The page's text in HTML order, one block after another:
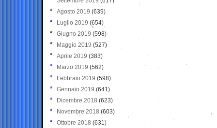
Agosto 2019 (639)
Luglio 2019 (654)
Giugno 2019 (598)
Maggio 2019 (527)
Aprile 2019 (383)
Marzo 2019 (562)
Febbraio 2019 (598)
Gennaio 2019 (641)
Dicembre 2018 (623)
Novembre 2018 (603)
Ottobre 2018 (631)